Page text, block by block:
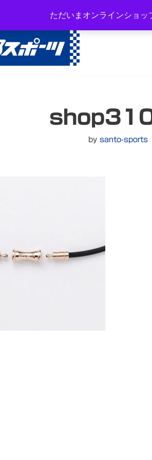
ただいまオンラインショッ
岐阜県高山市西之一色町3-1081-2
by santo-sports